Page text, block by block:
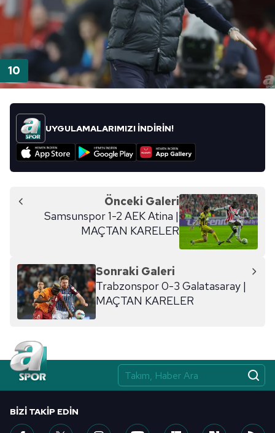
UYGULAMALARIMIZI İNDİRİN!
Önceki Galeri
Samsunspor 1-2 AEK Atina |
MAÇTAN KARELER
Sonraki Galeri
Trabzonspor 0-3 Galatasaray |
MAÇTAN KARELER
BIZI TAKIP EDIN